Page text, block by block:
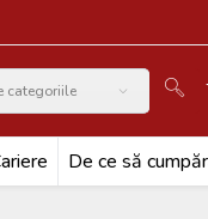
categoriile
De ce să